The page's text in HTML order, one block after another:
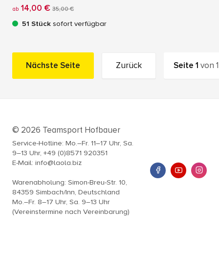
ab 14,00 € 35,00 €
51 Stück sofort verfügbar
Nächste Seite Zurück Seite1 von1
© 2026 Teamsport Hofbauer
Service-Hotline: Mo.–Fr. 11–17 Uhr, Sa.
9–13 Uhr, +49 (0)8571 920351
E-Mail: info@laola.biz
Warenabholung: Simon-Breu-Str. 10,
84359 Simbach/Inn, Deutschland
Mo.–Fr. 8–17 Uhr, Sa. 9–13 Uhr
(Vereinstermine nach Vereinbarung)